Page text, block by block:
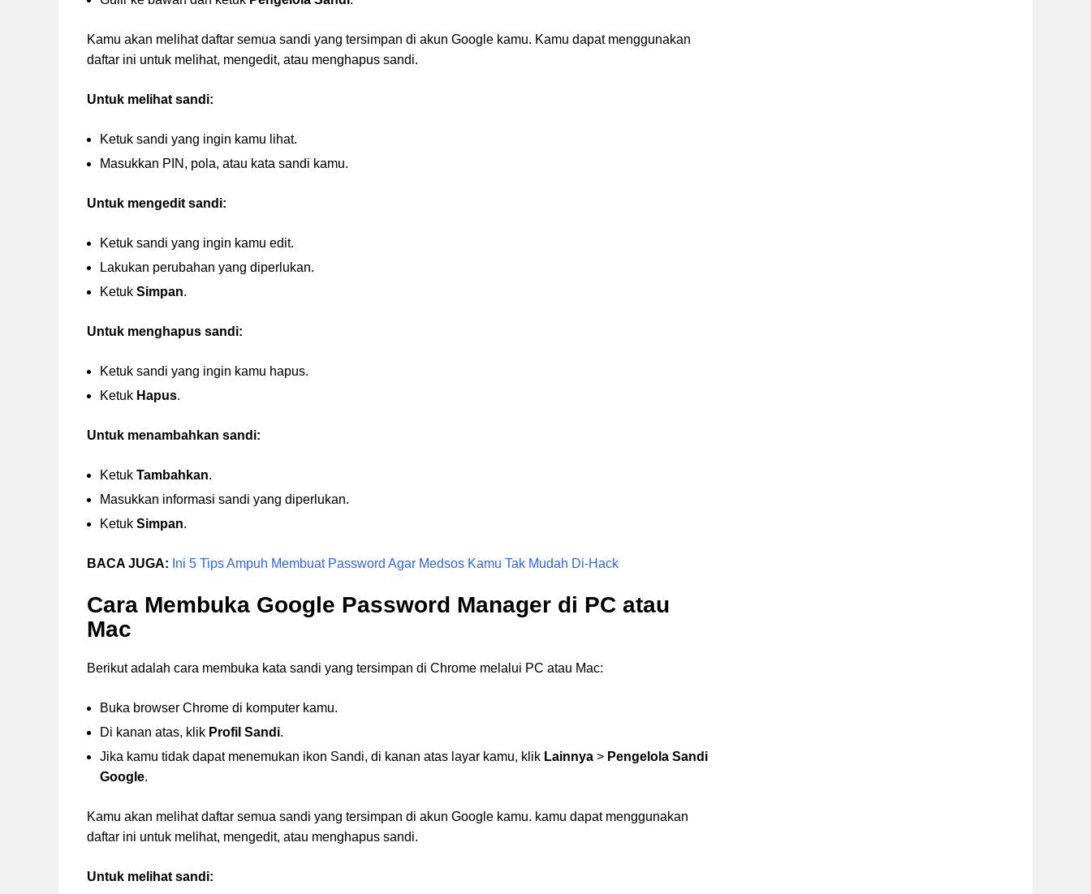
Kamu akan melihat daftar semua sandi yang tersimpan di akun Google kamu. Kamu dapat menggunakan
daftar ini untuk melihat, mengedit, atau menghapus sandi.
Untuk melihat sandi:
Ketuk sandi yang ingin kamu lihat.
Masukkan PIN, pola, atau kata sandi kamu.
Untuk mengedit sandi:
Ketuk sandi yang ingin kamu edit.
Lakukan perubahan yang diperlukan.
Ketuk Simpan.
Untuk menghapus sandi:
Ketuk sandi yang ingin kamu hapus.
Ketuk Hapus.
Untuk menambahkan sandi:
Ketuk Tambahkan.
Masukkan informasi sandi yang diperlukan.
Ketuk Simpan.
BACA JUGA: Ini 5 Tips Ampuh Membuat Password Agar Medsos Kamu Tak Mudah Di-Hack
Cara Membuka Google Password Manager di PC atau
Mac
Berikut adalah cara membuka kata sandi yang tersimpan di Chrome melalui PC atau Mac:
Buka browser Chrome di komputer kamu.
Di kanan atas, klik Profil Sandi.
Jika kamu tidak dapat menemukan ikon Sandi, di kanan atas layar kamu, klik Lainnya > Pengelola Sandi
Google.
Kamu akan melihat daftar semua sandi yang tersimpan di akun Google kamu. kamu dapat menggunakan
daftar ini untuk melihat, mengedit, atau menghapus sandi.
Untuk melihat sandi: